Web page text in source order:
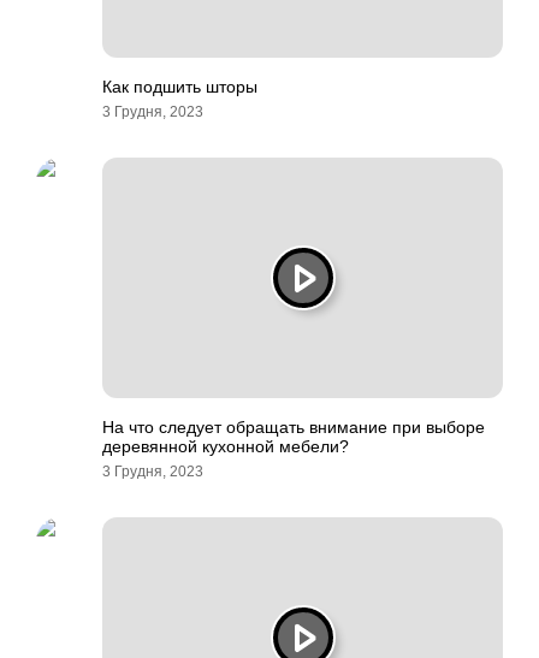
Как подшить шторы
3 Грудня, 2023
На что следует обращать внимание при выборе
деревянной кухонной мебели?
3 Грудня, 2023